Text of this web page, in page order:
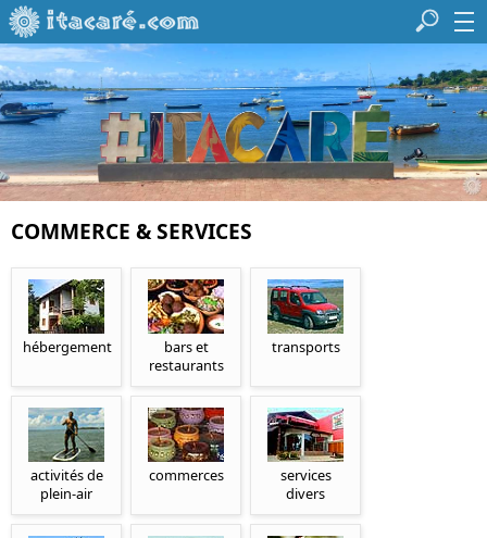
COMMERCE & SERVICES
hébergement
bars et
restaurants
transports
activités de
plein-air
commerces
services
divers